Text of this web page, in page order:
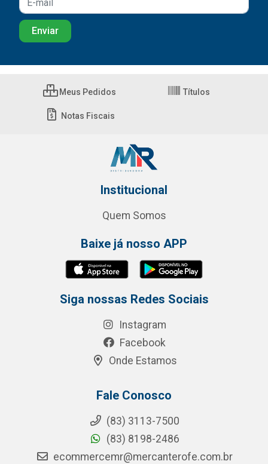
Meus Pedidos Títulos
Notas Fiscais
Institucional
Quem Somos
Baixe já nosso APP
Siga nossas Redes Sociais
Instagram
Facebook
Onde Estamos
Fale Conosco
(83) 3113-7500
(83) 8198-2486
ecommercemr@mercanterofe.com.br